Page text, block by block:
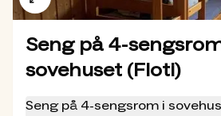
Seng på 4-
sovehuset (Floti)
Seng på 4-sengsrom i